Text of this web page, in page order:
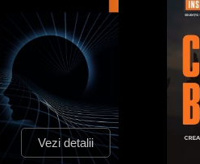
Vezi detalii